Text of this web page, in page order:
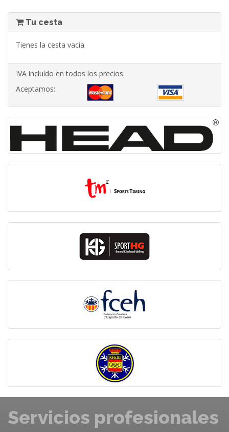
Tu cesta
Tienes la cesta vacia
IVA incluído en todos los precios.
Aceptamos:
Servicios profesionales